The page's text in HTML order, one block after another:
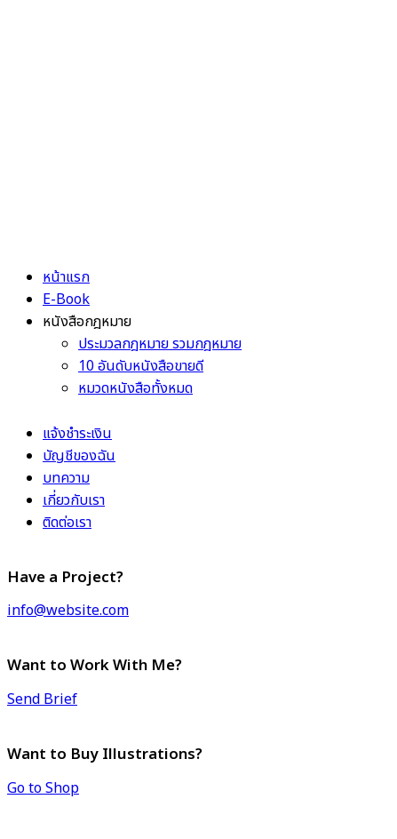
หน้าแรก
E-Book
หนังสือกฎหมาย
ประมวลกฎหมาย รวมกฎหมาย
10 อันดับหนังสือขายดี
หมวดหนังสือทั้งหมด
แจ้งชำระเงิน
บัญชีของฉัน
บทความ
เกี่ยวกับเรา
ติดต่อเรา
Have a Project?
info@website.com
Want to Work With Me?
Send Brief
Want to Buy Illustrations?
Go to Shop